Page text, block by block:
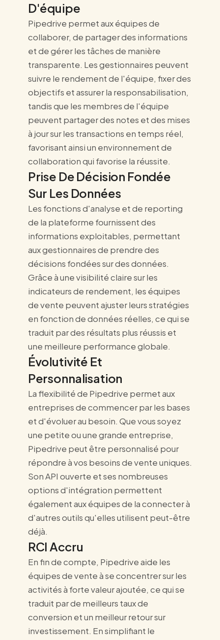
D'équipe
Pipedrive permet aux équipes de
collaborer, de partager des informations
et de gérer les tâches de manière
transparente. Les gestionnaires peuvent
suivre le rendement de l'équipe, fixer des
objectifs et assurer la responsabilisation,
tandis que les membres de l'équipe
peuvent partager des notes et des mises
à jour sur les transactions en temps réel,
favorisant ainsi un environnement de
collaboration qui favorise la réussite.
Prise De Décision Fondée
Sur Les Données
Les fonctions d'analyse et de reporting
de la plateforme fournissent des
informations exploitables, permettant
aux gestionnaires de prendre des
décisions fondées sur des données.
Grâce à une visibilité claire sur les
indicateurs de rendement, les équipes
de vente peuvent ajuster leurs stratégies
en fonction de données réelles, ce qui se
traduit par des résultats plus réussis et
une meilleure performance globale.
Évolutivité Et
Personnalisation
La flexibilité de Pipedrive permet aux
entreprises de commencer par les bases
et d'évoluer au besoin. Que vous soyez
une petite ou une grande entreprise,
Pipedrive peut être personnalisé pour
répondre à vos besoins de vente uniques.
Son API ouverte et ses nombreuses
options d'intégration permettent
également aux équipes de la connecter à
d'autres outils qu'elles utilisent peut-être
déjà.
RCI Accru
En fin de compte, Pipedrive aide les
équipes de vente à se concentrer sur les
activités à forte valeur ajoutée, ce qui se
traduit par de meilleurs taux de
conversion et un meilleur retour sur
investissement. En simplifiant le